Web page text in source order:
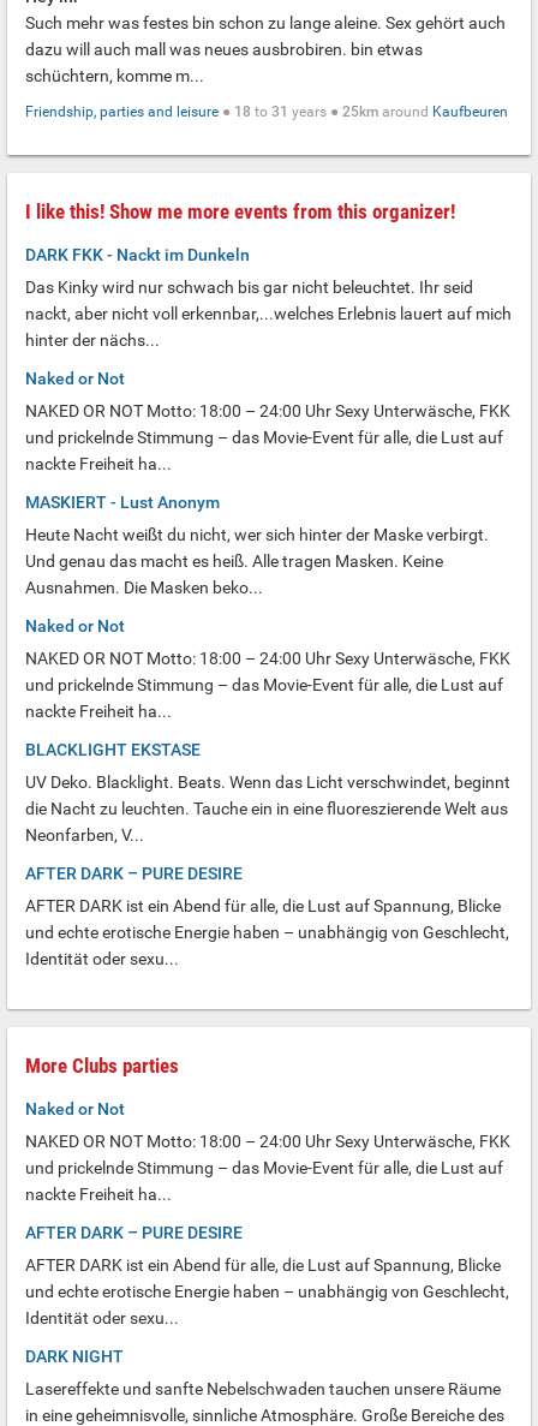
Such mehr was festes bin schon zu lange aleine. Sex gehört auch
dazu will auch mall was neues ausbrobiren. bin etwas
schüchtern, komme m...
Friendship, parties and leisure ● 18 to 31 years ● 25km around Kaufbeuren
I like this! Show me more events from this organizer!
DARK FKK - Nackt im Dunkeln
Das Kinky wird nur schwach bis gar nicht beleuchtet. Ihr seid
nackt, aber nicht voll erkennbar,...welches Erlebnis lauert auf mich
hinter der nächs...
Naked or Not
NAKED OR NOT Motto: 18:00 – 24:00 Uhr Sexy Unterwäsche, FKK
und prickelnde Stimmung – das Movie-Event für alle, die Lust auf
nackte Freiheit ha...
MASKIERT - Lust Anonym
Heute Nacht weißt du nicht, wer sich hinter der Maske verbirgt.
Und genau das macht es heiß. Alle tragen Masken. Keine
Ausnahmen. Die Masken beko...
Naked or Not
NAKED OR NOT Motto: 18:00 – 24:00 Uhr Sexy Unterwäsche, FKK
und prickelnde Stimmung – das Movie-Event für alle, die Lust auf
nackte Freiheit ha...
BLACKLIGHT EKSTASE
UV Deko. Blacklight. Beats. Wenn das Licht verschwindet, beginnt
die Nacht zu leuchten. Tauche ein in eine fluoreszierende Welt aus
Neonfarben, V...
AFTER DARK – PURE DESIRE
AFTER DARK ist ein Abend für alle, die Lust auf Spannung, Blicke
und echte erotische Energie haben – unabhängig von Geschlecht,
Identität oder sexu...
More Clubs parties
Naked or Not
NAKED OR NOT Motto: 18:00 – 24:00 Uhr Sexy Unterwäsche, FKK
und prickelnde Stimmung – das Movie-Event für alle, die Lust auf
nackte Freiheit ha...
AFTER DARK – PURE DESIRE
AFTER DARK ist ein Abend für alle, die Lust auf Spannung, Blicke
und echte erotische Energie haben – unabhängig von Geschlecht,
Identität oder sexu...
DARK NIGHT
Lasereffekte und sanfte Nebelschwaden tauchen unsere Räume
in eine geheimnisvolle, sinnliche Atmosphäre. Große Bereiche des